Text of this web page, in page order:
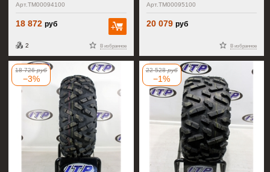
Арт.TM00094100
18 872руб
В избранное
2
В корзину
Арт.TM00095100
20 079 руб
В избранное
18 726руб
−3%
22 528руб
−1%